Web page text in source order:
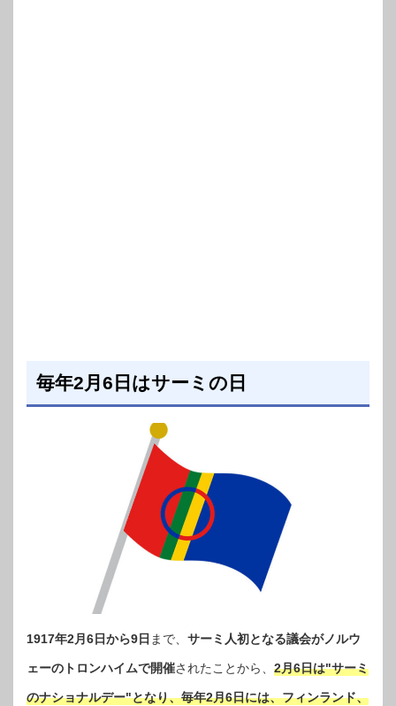
毎年2月6日はサーミの日
1917年2月6日から9日 まで、 サーミ人初となる議会がノルウ
ェーのトロンハイムで開催されたことから、 2月6日は"サーミ
のナショナルデー"となり、毎年2月6日には、フィンランド、